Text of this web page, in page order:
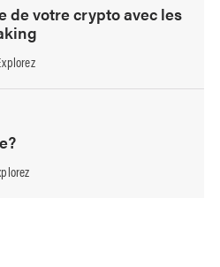
de votre crypto avec les